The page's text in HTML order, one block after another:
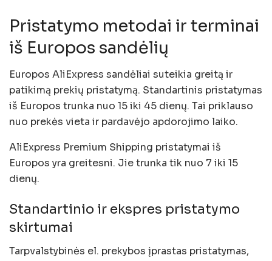
Pristatymo metodai ir terminai
iš Europos sandėlių
Europos AliExpress sandėliai suteikia greitą ir
patikimą prekių pristatymą. Standartinis pristatymas
iš Europos trunka nuo 15 iki 45 dienų. Tai priklauso
nuo prekės vieta ir pardavėjo apdorojimo laiko.
AliExpress Premium Shipping pristatymai iš
Europos yra greitesni. Jie trunka tik nuo 7 iki 15
dienų.
Standartinio ir ekspres pristatymo
skirtumai
Tarpvalstybinės el. prekybos įprastas pristatymas,